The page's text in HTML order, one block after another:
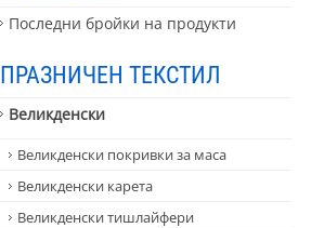
Последни бройки на продукти
ПРАЗНИЧЕН ТЕКСТИЛ
Великденски
Великденски покривки за маса
Великденски карета
Великденски тишлайфери